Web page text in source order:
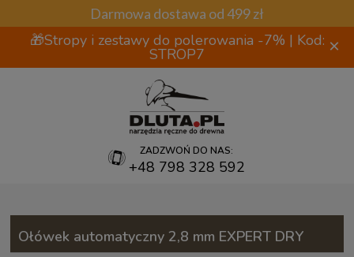
Darmowa dostawa od 499 zł
🎁Stropy i zestawy do polerowania -7% | Kod:
STROP7 ×
ZADZWOŃ DO NAS:
+48 798 328 592
Ołówek automatyczny 2,8 mm EXPERT DRY